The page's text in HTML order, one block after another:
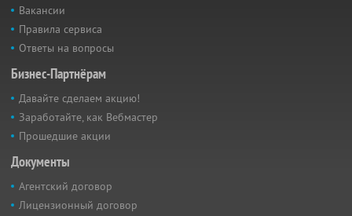
Вакансии
Правила сервиса
Ответы на вопросы
Бизнес-Партнёрам
Давайте сделаем акцию!
Заработайте, как Вебмастер
Прошедшие акции
Документы
Агентский договор
Лицензионный договор